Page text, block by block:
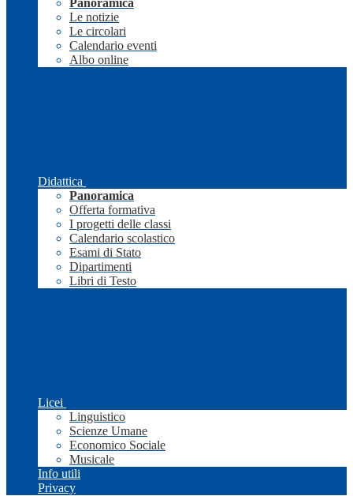
Panoramica
Le notizie
Le circolari
Calendario eventi
Albo online
Didattica
Panoramica
Offerta formativa
I progetti delle classi
Calendario scolastico
Esami di Stato
Dipartimenti
Libri di Testo
Licei
Linguistico
Scienze Umane
Economico Sociale
Musicale
Info utili
Privacy